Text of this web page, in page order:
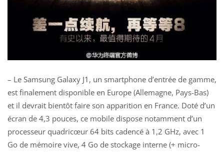
– Le Samsung Galaxy J1, un smartphone d’entrée de gamme,
est finalement disponible en Europe (Allemagne, Pays-Bas)
et il devrait bientôt faire son apparition en France. Doté d’un
écran de 4,3 pouces, ce mobile dispose notamment d’un
processeur quadricœur 64 bits cadencé à 1,2 GHz, avec 1
Go de mémoire vive, 4 Go de stockage interne (+ micro-